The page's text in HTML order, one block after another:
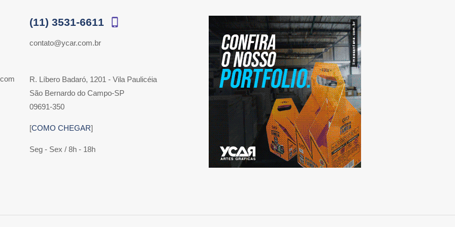
(11) 3531-6611
contato@ycar.com.br
R. Líbero Badaró, 1201 - Vila Paulicéia
São Bernardo do Campo-SP
09691-350
[COMO CHEGAR]
Seg - Sex / 8h - 18h